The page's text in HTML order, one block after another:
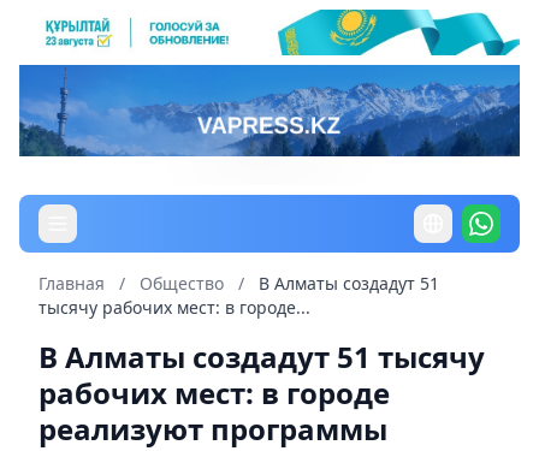
Главная / Общество /
В Алматы создадут 51
тысячу рабочих мест: в городе...
В Алматы создадут 51 тысячу
рабочих мест: в городе
реализуют программы